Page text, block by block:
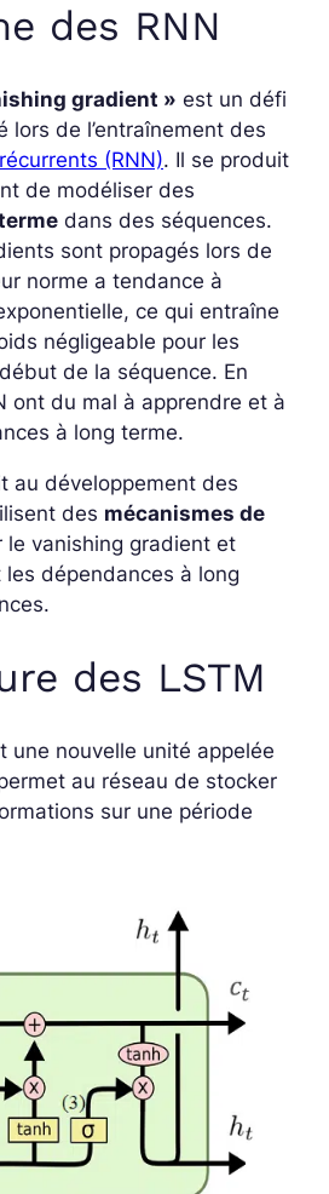
des RNN
gradient » est un défi
lors de l’entraînement des
(RNN). Il se produit
de modéliser des
dans des séquences.
sont propagés lors de
norme a tendance à
ce qui entraîne
négligeable pour les
de la séquence. En
ont du mal à apprendre et à
à long terme.
au développement des
des mécanismes de
le vanishing gradient et
dépendances à long
des LSTM
une nouvelle unité appelée
au réseau de stocker
sur une période